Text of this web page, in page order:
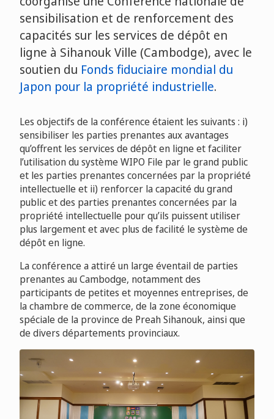
sensibilisation et de renforcement des
capacités sur les services de dépôt en
ligne à Sihanouk Ville (Cambodge), avec le
soutien du Fonds fiduciaire mondial du
Japon pour la propriété industrielle.
Les objectifs de la conférence étaient les suivants : i)
sensibiliser les parties prenantes aux avantages
qu’offrent les services de dépôt en ligne et faciliter
l’utilisation du système WIPO File par le grand public
et les parties prenantes concernées par la propriété
intellectuelle et ii) renforcer la capacité du grand
public et des parties prenantes concernées par la
propriété intellectuelle pour qu’ils puissent utiliser
plus largement et avec plus de facilité le système de
dépôt en ligne.
La conférence a attiré un large éventail de parties
prenantes au Cambodge, notamment des
participants de petites et moyennes entreprises, de
la chambre de commerce, de la zone économique
spéciale de la province de Preah Sihanouk, ainsi que
de divers départements provinciaux.